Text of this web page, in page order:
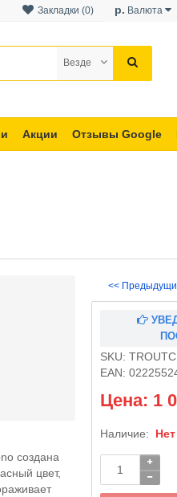
р. Валюта
Закладки (0)
Везде
Акции Отзывы Google
создана
цвет,
<<
SKU:
EAN:
Цена: 1
Наличие: